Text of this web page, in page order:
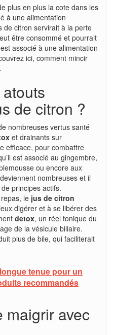
plus en plus la cote dans les
à une alimentation
de citron servirait à la perte
être consommé et pourrait
associé à une alimentation
ici, comment mincir
de citron ?
nombreuses vertus santé
et drainants sur
efficace, pour combattre
est associé au gingembre,
ou encore aux
nombreuses et il
principes actifs.
le jus de citron
digérer et à se libérer des
detox, un réel tonique du
de la vésicule biliaire.
plus de bile, qui faciliterait
tenue pour un
recommandés
maigrir avec